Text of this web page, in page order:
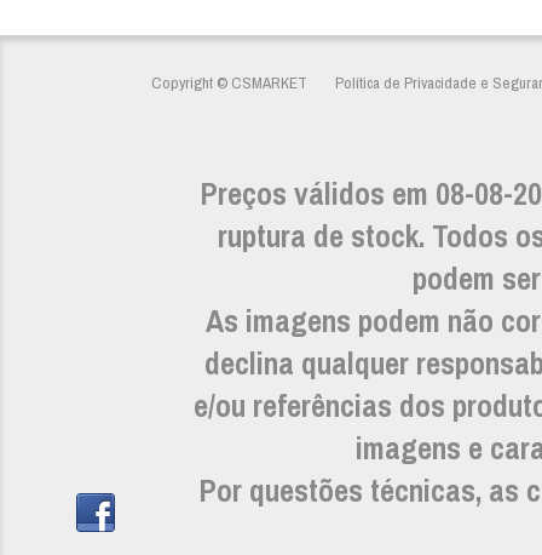
Copyright © CSMARKET Política de Privacidade e
Preços válidos em 08-08-
ruptura de stock. Todos
podem
As imagens podem não
declina qualquer
e/ou referências dos
imagens e
Por questões técnicas, as